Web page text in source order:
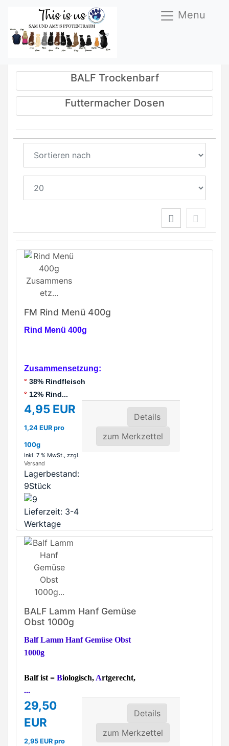
Menu
Nassfutter / Urlaub
BALF Trockenbarf
Futtermacher Dosen
FM Rind Menü 400g
Rind Menü 400g
Zusammensetzung:
° 38% Rindfleisch
° 12% Rind...
4,95 EUR
1,24 EUR pro
100g
inkl. 7 % MwSt., zzgl.
Versand
Lagerbestand:
9Stück
Lieferzeit: 3-4
Werktage
Details
zum Merkzettel
BALF Lamm Hanf Gemüse
Obst 1000g
Balf Lamm Hanf Gemüse Obst
1000g
Balf ist = Biologisch, Artgerecht,
...
29,50
EUR
2,95 EUR pro
Details
zum Merkzettel